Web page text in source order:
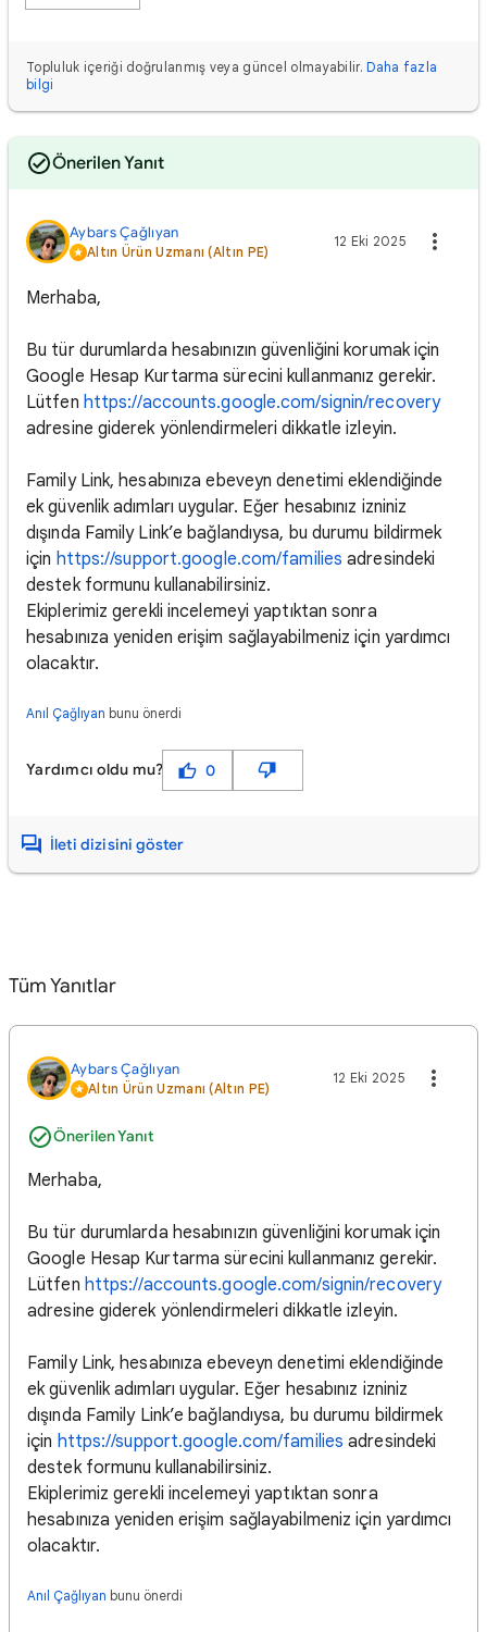
Topluluk içeriği doğrulanmış veya güncel olmayabilir. Daha fazla
bilgi
Önerilen Yanıt
Aybars Çağlıyan
Altın Ürün Uzmanı (Altın PE)
12 Eki 2025
Merhaba,
Bu tür durumlarda hesabınızın güvenliğini korumak için
Google Hesap Kurtarma sürecini kullanmanız gerekir.
Lütfen https://accounts.google.com/signin/recovery
adresine giderek yönlendirmeleri dikkatle izleyin.
Family Link, hesabınıza ebeveyn denetimi eklendiğinde
ek güvenlik adımları uygular. Eğer hesabınız izniniz
dışında Family Link’e bağlandıysa, bu durumu bildirmek
için https://support.google.com/families adresindeki
destek formunu kullanabilirsiniz.
Ekiplerimiz gerekli incelemeyi yaptıktan sonra
hesabınıza yeniden erişim sağlayabilmeniz için yardımcı
olacaktır.
Anıl Çağlıyan bunu önerdi
Yardımcı oldu mu? 0
İleti dizisini göster
Tüm Yanıtlar
Aybars Çağlıyan
Altın Ürün Uzmanı (Altın PE)
Önerilen Yanıt
12 Eki 2025
Merhaba,
Bu tür durumlarda hesabınızın güvenliğini korumak için
Google Hesap Kurtarma sürecini kullanmanız gerekir.
Lütfen https://accounts.google.com/signin/recovery
adresine giderek yönlendirmeleri dikkatle izleyin.
Family Link, hesabınıza ebeveyn denetimi eklendiğinde
ek güvenlik adımları uygular. Eğer hesabınız izniniz
dışında Family Link’e bağlandıysa, bu durumu bildirmek
için https://support.google.com/families adresindeki
destek formunu kullanabilirsiniz.
Ekiplerimiz gerekli incelemeyi yaptıktan sonra
hesabınıza yeniden erişim sağlayabilmeniz için yardımcı
olacaktır.
Anıl Çağlıyan bunu önerdi